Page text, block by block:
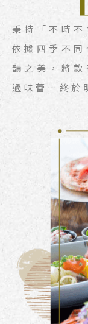
秉持「不時不
依據四季不
韻之美，將
過味蕾…終於